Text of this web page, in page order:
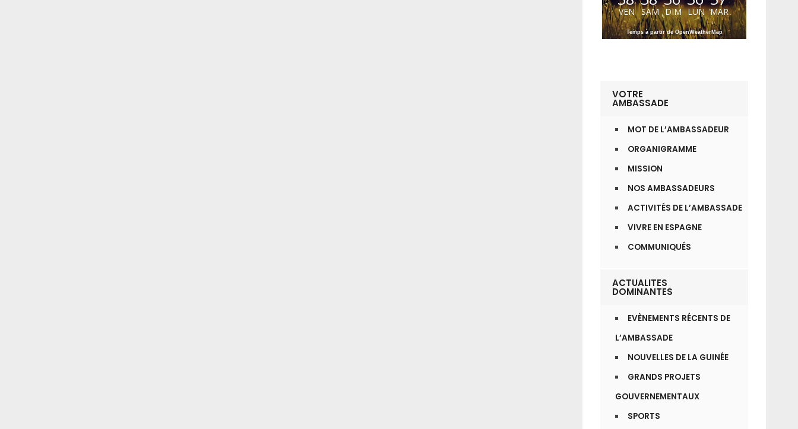
VEN SAM DIM LUN MAR
Temps à partir de OpenWeatherMap
VOTRE
AMBASSADE
MOT DE L’AMBASSADEUR
ORGANIGRAMME
MISSION
NOS AMBASSADEURS
ACTIVITÉS DE L’AMBASSADE
VIVRE EN ESPAGNE
COMMUNIQUÉS
ACTUALITES
DOMINANTES
EVÈNEMENTS RÉCENTS DE
L’AMBASSADE
NOUVELLES DE LA GUINÉE
GRANDS PROJETS
GOUVERNEMENTAUX
SPORTS